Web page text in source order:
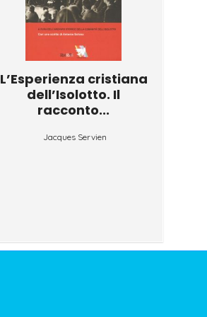
L’Esperienza cristiana
dell’Isolotto. Il
racconto...
Jacques Servien